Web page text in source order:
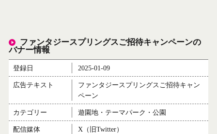
ファンタジースプリングスご招待キャンペーンの
バナー情報
登録日 2025-01-09
広告テキスト
ファンタジースプリングスご招待キャン
ペーン
カテゴリー 遊園地・テーマパーク・公園
配信媒体 X（旧Twitter）